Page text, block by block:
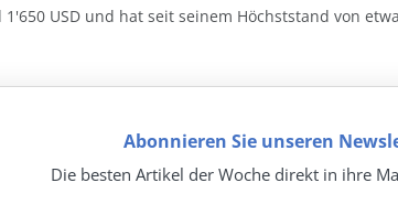
USD und hat seit seinem Höchststand von
Abonnieren Sie unseren
Die besten Artikel der Woche direkt in ihre